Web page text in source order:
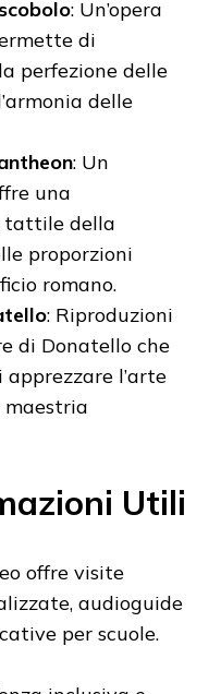
: Un’opera
di
perfezione delle
delle
: Un
una
tattile della
proporzioni
romano.
: Riproduzioni
di Donatello che
l’arte
Utili
offre visite
audioguide
per scuole.